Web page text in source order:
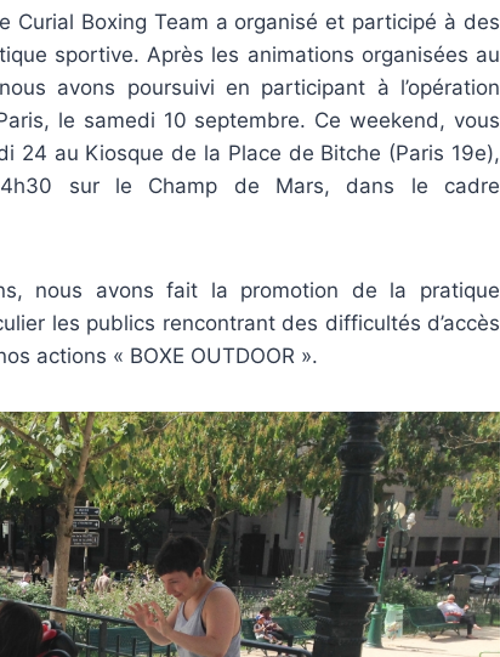
Boxing Team a organisé et participé à des
sportive. Après les animations organisées au
avons poursuivi en participant à l’opération
le samedi 10 septembre. Ce weekend, vous
24 au Kiosque de la Place de Bitche (Paris 19e),
sur le Champ de Mars, dans le cadre
nous avons fait la promotion de la pratique
les publics rencontrant des difficultés d’accès
actions « BOXE OUTDOOR ».